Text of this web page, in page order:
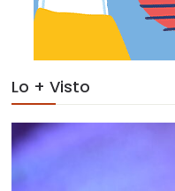
Lo + Visto